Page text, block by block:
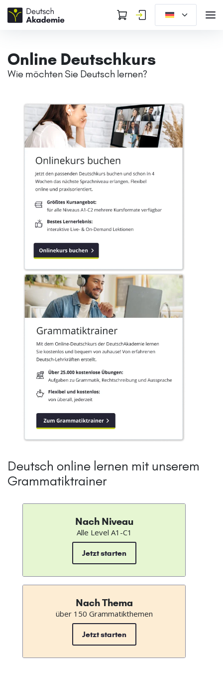
Online Deutschkurs
Wie möchten Sie Deutsch lernen?
Deutsch online lernen mit unserem
Grammatiktrainer
Nach Niveau
Alle Level A1-C1
Jetzt starten
Nach Thema
über 150 Grammatikthemen
Jetzt starten